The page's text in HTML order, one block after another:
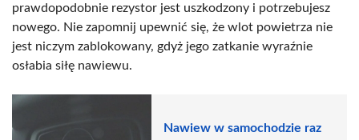
prawdopodobnie rezystor jest uszkodzony i potrzebujesz
nowego. Nie zapomnij upewnić się, że wlot powietrza nie
jest niczym zablokowany, gdyż jego zatkanie wyraźnie
osłabia siłę nawiewu.
Nawiew w samochodzie raz